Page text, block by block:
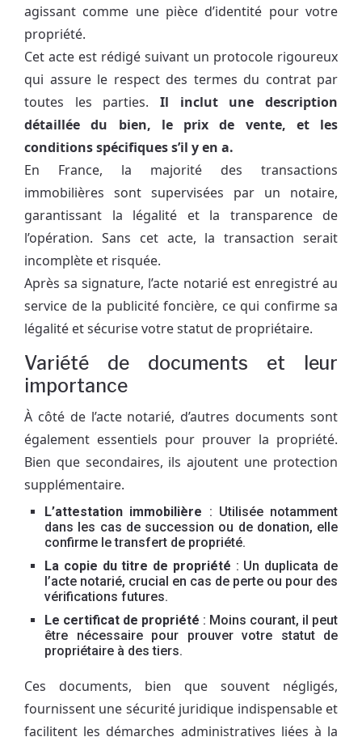
agissant comme une pièce d’identité pour votre
propriété.
Cet acte est rédigé suivant un protocole rigoureux
qui assure le respect des termes du contrat par
toutes les parties. Il inclut une description
détaillée du bien, le prix de vente, et les
conditions spécifiques s’il y en a.
En France, la majorité des transactions
immobilières sont supervisées par un notaire,
garantissant la légalité et la transparence de
l’opération. Sans cet acte, la transaction serait
incomplète et risquée.
Après sa signature, l’acte notarié est enregistré au
service de la publicité foncière, ce qui confirme sa
légalité et sécurise votre statut de propriétaire.
Variété de documents et leur
importance
À côté de l’acte notarié, d’autres documents sont
également essentiels pour prouver la propriété.
Bien que secondaires, ils ajoutent une protection
supplémentaire.
L’attestation immobilière : Utilisée notamment
dans les cas de succession ou de donation, elle
confirme le transfert de propriété.
La copie du titre de propriété : Un duplicata de
l’acte notarié, crucial en cas de perte ou pour des
vérifications futures.
Le certificat de propriété : Moins courant, il peut
être nécessaire pour prouver votre statut de
propriétaire à des tiers.
Ces documents, bien que souvent négligés,
fournissent une sécurité juridique indispensable et
facilitent les démarches administratives liées à la